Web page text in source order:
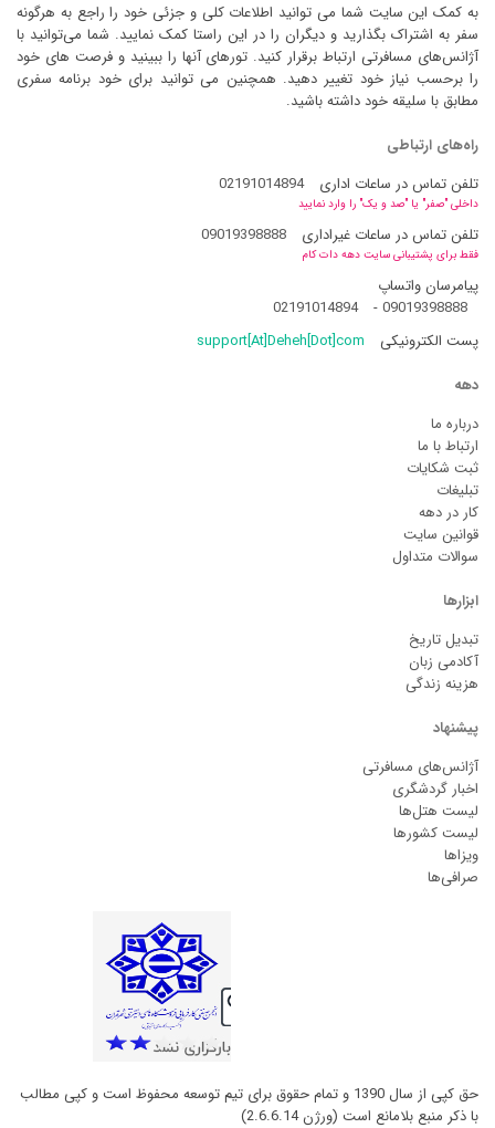
به کمک این سایت شما می توانید اطلاعات کلی و جزئی خود را راجع به هرگونه
سفر به اشتراک بگذارید و دیگران را در این راستا کمک نمایید. شما می‌توانید با
آژانس‌های مسافرتی ارتباط برقرار کنید. تورهای آنها را ببینید و فرصت های خود
را برحسب نیاز خود تغییر دهید. همچنین می توانید برای خود برنامه سفری
مطابق با سلیقه خود داشته باشید.
راه‌های ارتباطی
تلفن تماس در ساعات اداری
02191014894
داخلی "صفر" یا "صد و یک" را وارد نمایید
تلفن تماس در ساعات غیراداری 09019398888
فقط برای پشتیبانی سایت دهه دات کام
پیامرسان واتساپ
09019398888
-
02191014894
پست الکترونیکی
support[At]Deheh[Dot]com
دهه
درباره ما
ارتباط با ما
ثبت شکایات
تبلیغات
کار در دهه
قوانین سایت
سوالات متداول
ابزارها
تبدیل تاریخ
آکادمی زبان
هزینه زندگی
پیشنهاد
آژانس‌های مسافرتی
اخبار گردشگری
لیست هتل‌ها
لیست کشورها
ویزاها
صرافی‌ها
حق کپی از سال 1390 و تمام حقوق برای تیم توسعه محفوظ است و کپی مطالب
با ذکر منبع بلامانع است (ورژن 2.6.6.14)